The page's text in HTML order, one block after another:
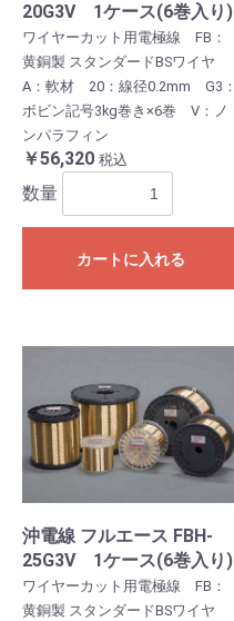
20G3V 1ケース(6巻入り)
ワイヤーカット用電極線 FB：
黄銅製 スタンダードBSワイヤ
A：軟材 20：線径0.2mm G3：
ボビン記号3kg巻き×6巻 V：ノ
ンパラフィン
￥56,320 税込
数量
カートに入れる
沖電線 フルエース FBH-
25G3V 1ケース(6巻入り)
ワイヤーカット用電極線 FB：
黄銅製 スタンダードBSワイヤ